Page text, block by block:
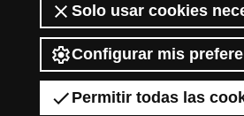
Solo usar cookies
Configurar mis
Permitir todas las
privacidad
Protección
construcción de una universidad más
la realidad social, mediante la promoción de
la comunidad universitaria como
colectivos en riesgo de